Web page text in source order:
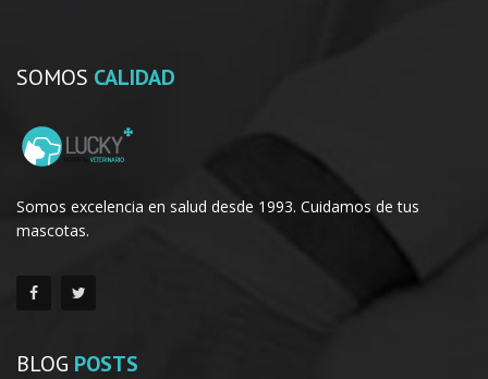
SOMOS CALIDAD
Somos excelencia en salud desde 1993. Cuidamos de tus
mascotas.
BLOG POSTS